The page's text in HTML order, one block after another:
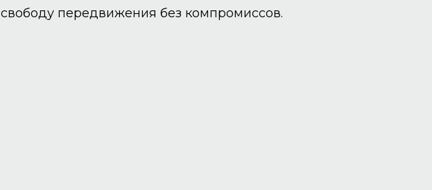
свободу передвижения без компромиссов.